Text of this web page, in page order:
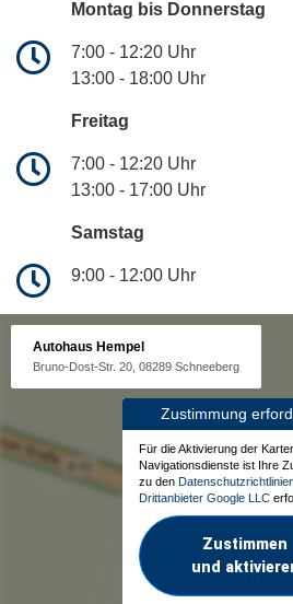
Montag bis Donnerstag
7:00 - 12:20 Uhr
13:00 - 18:00 Uhr
Freitag
7:00 - 12:20 Uhr
13:00 - 17:00 Uhr
Samstag
9:00 - 12:00 Uhr
Autohaus Hempel
Bruno-Dost-Str. 20, 08289 Schneeberg
Zustimmung
Für die Aktivierung der
Navigationsdienste ist Ihre
zu den
Drittanbieter Google LLC
Zustimmen
und